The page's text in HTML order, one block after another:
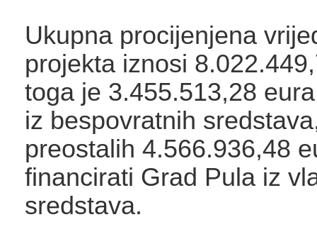
Ukupna procijenjena
projekta iznosi
toga je 3.455.513,28
iz bespovratnih
preostalih 4.566.936,48
financirati Grad Pula iz
sredstava.